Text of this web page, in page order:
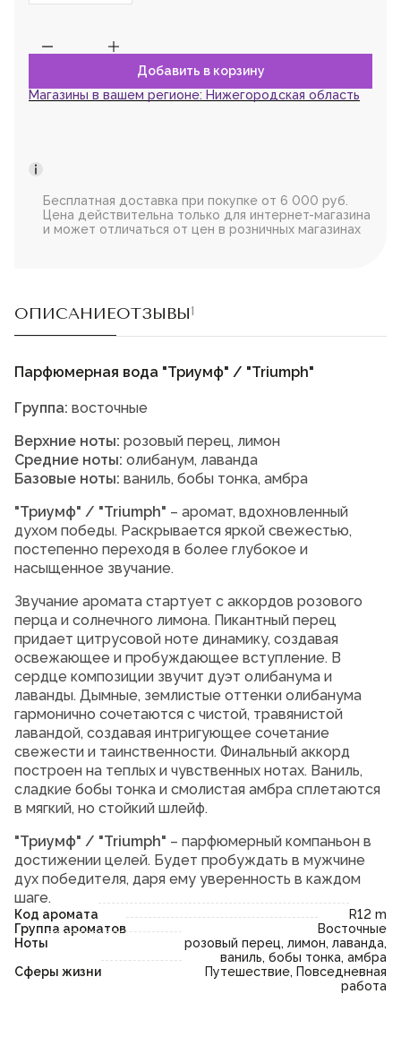
Магазины в вашем регионе: Нижегородская область
Бесплатная доставка при покупке от 6 000 руб.
Цена действительна только для интернет-магазина
и может отличаться от цен в розничных магазинах
ОПИСАНИЕОТЗЫВЫ1
Парфюмерная вода "Триумф" / "Triumph"
Группа: восточные
Верхние ноты: розовый перец, лимон
Средние ноты: олибанум, лаванда
Базовые ноты: ваниль, бобы тонка, амбра
"Триумф" / "Triumph" – аромат, вдохновленный
духом победы. Раскрывается яркой свежестью,
постепенно переходя в более глубокое и
насыщенное звучание.
Звучание аромата стартует с аккордов розового
перца и солнечного лимона. Пикантный перец
придает цитрусовой ноте динамику, создавая
освежающее и пробуждающее вступление. В
сердце композиции звучит дуэт олибанума и
лаванды. Дымные, землистые оттенки олибанума
гармонично сочетаются с чистой, травянистой
лавандой, создавая интригующее сочетание
свежести и таинственности. Финальный аккорд
построен на теплых и чувственных нотах. Ваниль,
сладкие бобы тонка и смолистая амбра сплетаются
в мягкий, но стойкий шлейф.
"Триумф" / "Triumph" – парфюмерный компаньон в
достижении целей. Будет пробуждать в мужчине
дух победителя, даря ему уверенность в каждом
шаге.
Код аромата
R12 m
Группа ароматов
Восточные
Ноты
розовый перец, лимон, лаванда,
ваниль, бобы тонка, амбра
Сферы жизни
Путешествие, Повседневная
работа